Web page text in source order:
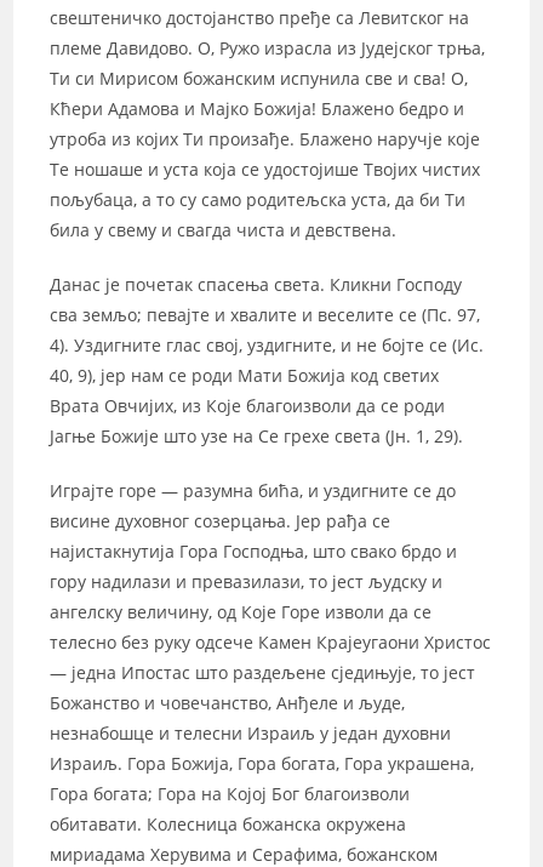
свештеничко достојанство пређе са Левитског на
племе Давидово. О, Ружо израсла из Јудејског трња,
Ти си Мирисом божанским испунила све и сва! О,
Кћери Адамова и Мајко Божија! Блажено бедро и
утроба из којих Ти произађе. Блажено наручје које
Те ношаше и уста која се удостојише Твојих чистих
пољубаца, а то су само родитељска уста, да би Ти
била у свему и свагда чиста и девствена.
Данас је почетак спасења света. Кликни Господу
сва земљо; певајте и хвалите и веселите се (Пс. 97,
4). Уздигните глас свој, уздигните, и не бојте се (Ис.
40, 9), јер нам се роди Мати Божија код светих
Врата Овчијих, из Које благоизволи да се роди
Јагње Божије што узе на Се грехе света (Јн. 1, 29).
Играјте горе — разумна бића, и уздигните се до
висине духовног созерцања. Јер рађа се
најистакнутија Гора Господња, што свако брдо и
гору надилази и превазилази, то јест људску и
ангелску величину, од Које Горе изволи да се
телесно без руку одсече Камен Крајеугаони Христос
— једна Ипостас што раздељене сједињује, то јест
Божанство и човечанство, Анђеле и људе,
незнабошце и телесни Израиљ у један духовни
Израиљ. Гора Божија, Гора богата, Гора украшена,
Гора богата; Гора на Којој Бог благоизволи
обитавати. Колесница божанска окружена
мириадама Херувима и Серафима, божанском